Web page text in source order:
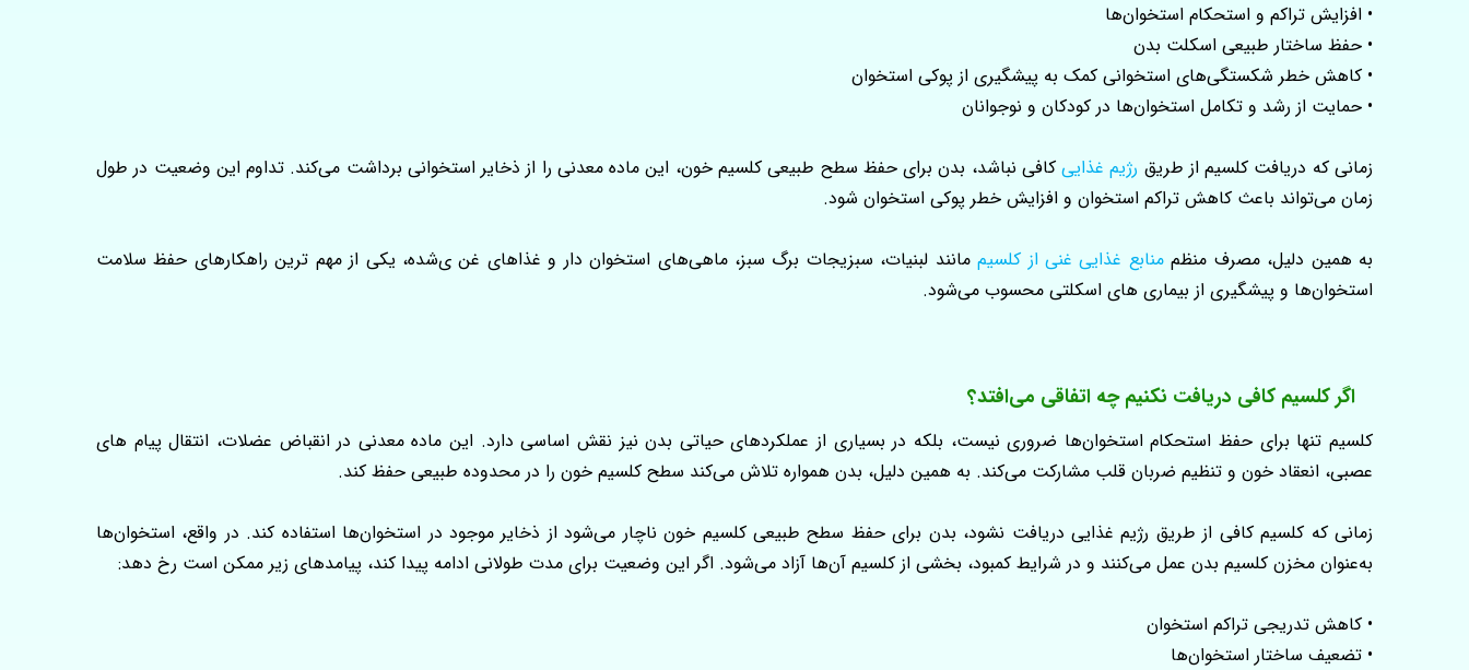
• افزایش تراکم و استحکام استخوان‌ها
• حفظ ساختار طبیعی اسکلت بدن
• کاهش خطر شکستگی‌های استخوانی کمک به پیشگیری از پوکی استخوان
• حمایت از رشد و تکامل استخوان‌ها در کودکان و نوجوانان
زمانی که دریافت کلسیم از طریق رژیم غذاییکافی نباشد، بدن برای حفظ سطح طبیعی کلسیم خون، این ماده معدنی را از ذخایر استخوانی برداشت می‌کند. تداوم این وضعیت در طول
زمان می‌تواند باعث کاهش تراکم استخوان و افزایش خطر پوکی استخوان شود.
به همین دلیل، مصرف منظممنابع غذایی غنی از کلسیممانند لبنیات، سبزیجات برگ سبز، ماهی‌های استخوان‌ دار و غذاهای غن ی‌شده، یکی از مهم‌ ترین راهکارهای حفظ سلامت
استخوان‌ها و پیشگیری از بیماری‌ های اسکلتی محسوب می‌شود.
اگر کلسیم کافی دریافت نکنیم چه اتفاقی می‌افتد؟
کلسیم تنها برای حفظ استحکام استخوان‌ها ضروری نیست، بلکه در بسیاری از عملکردهای حیاتی بدن نیز نقش اساسی دارد. این ماده معدنی در انقباض عضلات، انتقال پیام‌ های
عصبی، انعقاد خون و تنظیم ضربان قلب مشارکت می‌کند. به همین دلیل، بدن همواره تلاش می‌کند سطح کلسیم خون را در محدوده طبیعی حفظ کند.
زمانی که کلسیم کافی از طریق رژیم غذایی دریافت نشود، بدن برای حفظ سطح طبیعی کلسیم خون ناچار می‌شود از ذخایر موجود در استخوان‌ها استفاده کند. در واقع، استخوان‌ها
به‌عنوان مخزن کلسیم بدن عمل می‌کنند و در شرایط کمبود، بخشی از کلسیم آن‌ها آزاد می‌شود. اگر این وضعیت برای مدت طولانی ادامه پیدا کند، پیامدهای زیر ممکن است رخ دهد:
• کاهش تدریجی تراکم استخوان
• تضعیف ساختار استخوان‌ها